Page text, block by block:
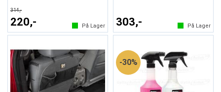
314,-
220,- På Lager 303,- På Lager
30%